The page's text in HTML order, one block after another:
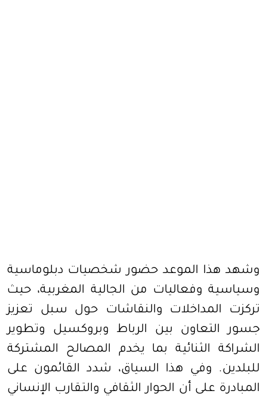
وشهد هذا الموعد حضور شخصيات دبلوماسية
وسياسية وفعاليات من الجالية المغربية، حيث
تركزت المداخلات والنقاشات حول سبل تعزيز
جسور التعاون بين الرباط وبروكسيل وتطوير
الشراكة الثنائية بما يخدم المصالح المشتركة
للبلدين. وفي هذا السياق، شدد القائمون على
المبادرة على أن الحوار الثقافي والتقارب الإنساني